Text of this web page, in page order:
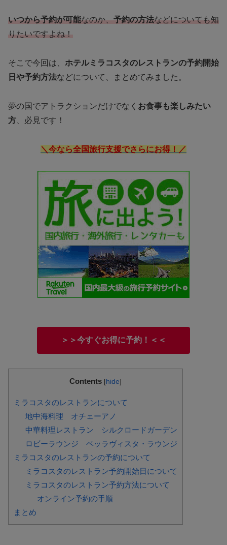
いつから予約が可能なのか、 予約の方法などについても知
りたいですよね！
そこで今回は、 ホテルミラコスタのレストランの予約開始
日や予約方法などについて、まとめてみました。
夢の国でアトラクションだけでなく お食事も楽しみたい
方 、必見です！
＼今なら全国旅行支援でさらにお得！／
＞＞今すぐお得に予約！＜＜
Contents [hide]
ミラコスタのレストランについて
地中海料理 オチェーアノ
中華料理レストラン シルクロードガーデン
ロビーラウンジ ベッラヴィスタ・ラウンジ
ミラコスタのレストランの予約について
ミラコスタのレストラン予約開始日について
ミラコスタのレストラン予約方法について
オンライン予約の手順
まとめ